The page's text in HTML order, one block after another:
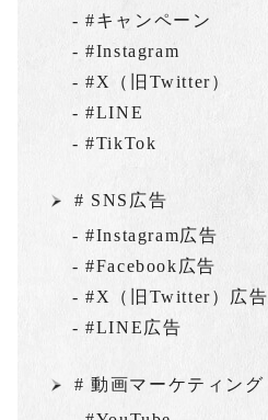
- #キャンペーン
- #Instagram
- #X（旧Twitter）
- #LINE
- #TikTok
# SNS広告
- #Instagram広告
- #Facebook広告
- #X（旧Twitter）広告
- #LINE広告
# 動画マーケティング